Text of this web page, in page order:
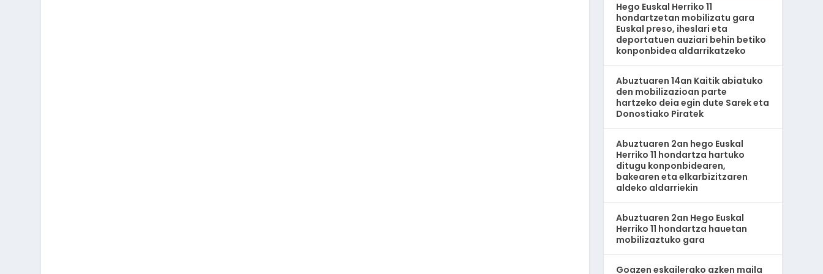
Hego Euskal Herriko 11
hondartzetan mobilizatu gara
Euskal preso, iheslari eta
deportatuen auziari behin betiko
konponbidea aldarrikatzeko
Abuztuaren 14an Kaitik abiatuko
den mobilizazioan parte
hartzeko deia egin dute Sarek eta
Donostiako Piratek
Abuztuaren 2an hego Euskal
Herriko 11 hondartza hartuko
ditugu konponbidearen,
bakearen eta elkarbizitzaren
aldeko aldarriekin
Abuztuaren 2an Hego Euskal
Herriko 11 hondartza hauetan
mobilizaztuko gara
Goazen eskailerako azken maila